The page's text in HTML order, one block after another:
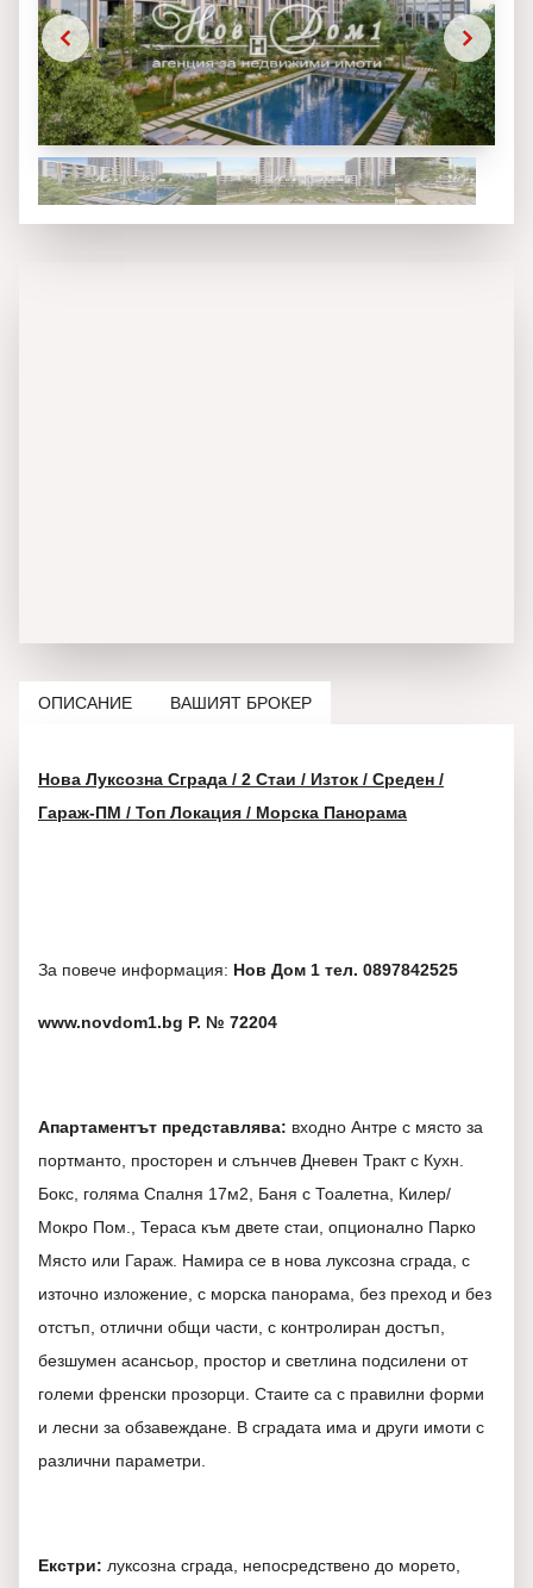
ОПИСАНИЕ ВАШИЯТ БРОКЕР
Нова Луксозна Сграда / 2 Стаи / Изток / Среден /
Гараж-ПМ / Топ Локация / Морска Панорама
За повече информация: Нов Дом 1 тел. 0897842525
www.novdom1.bg Р. № 72204
Апартаментът представлява: входно Антре с място за
портманто, просторен и слънчев Дневен Тракт с Кухн.
Бокс, голяма Спалня 17м2, Баня с Тоалетна, Килер/
Мокро Пом., Тераса към двете стаи, опционално Парко
Място или Гараж. Намира се в нова луксозна сграда, с
източно изложение, с морска панорама, без преход и без
отстъп, отлични общи части, с контролиран достъп,
безшумен асансьор, простор и светлина подсилени от
големи френски прозорци. Стаите са с правилни форми
и лесни за обзавеждане. В сградата има и други имоти с
различни параметри.
Екстри: луксозна сграда, непосредствено до морето,